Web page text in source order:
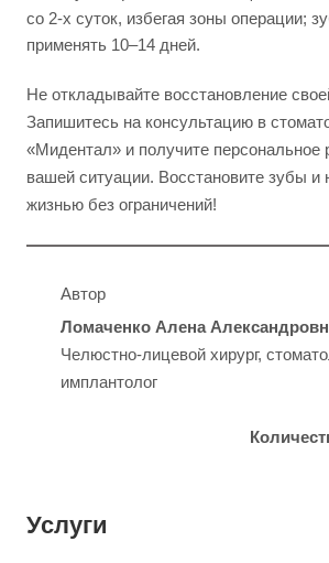
со 2-х суток, избегая зоны операции;
применять 10–14 дней.
Не откладывайте восстановление
Запишитесь на консультацию в
«Мидентал» и получите персональное
вашей ситуации. Восстановите зубы и
жизнью без ограничений!
Автор
Ломаченко Алена
Челюстно-лицевой хирург,
имплантолог
Услуги